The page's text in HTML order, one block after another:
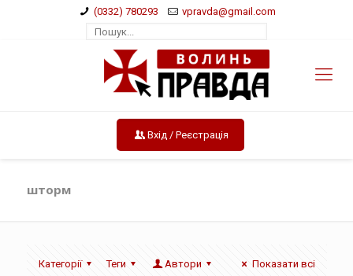
(0332) 780293 vpravda@gmail.com
Вхід / Реєстрація
шторм
Категорії Теги Автори Показати всі